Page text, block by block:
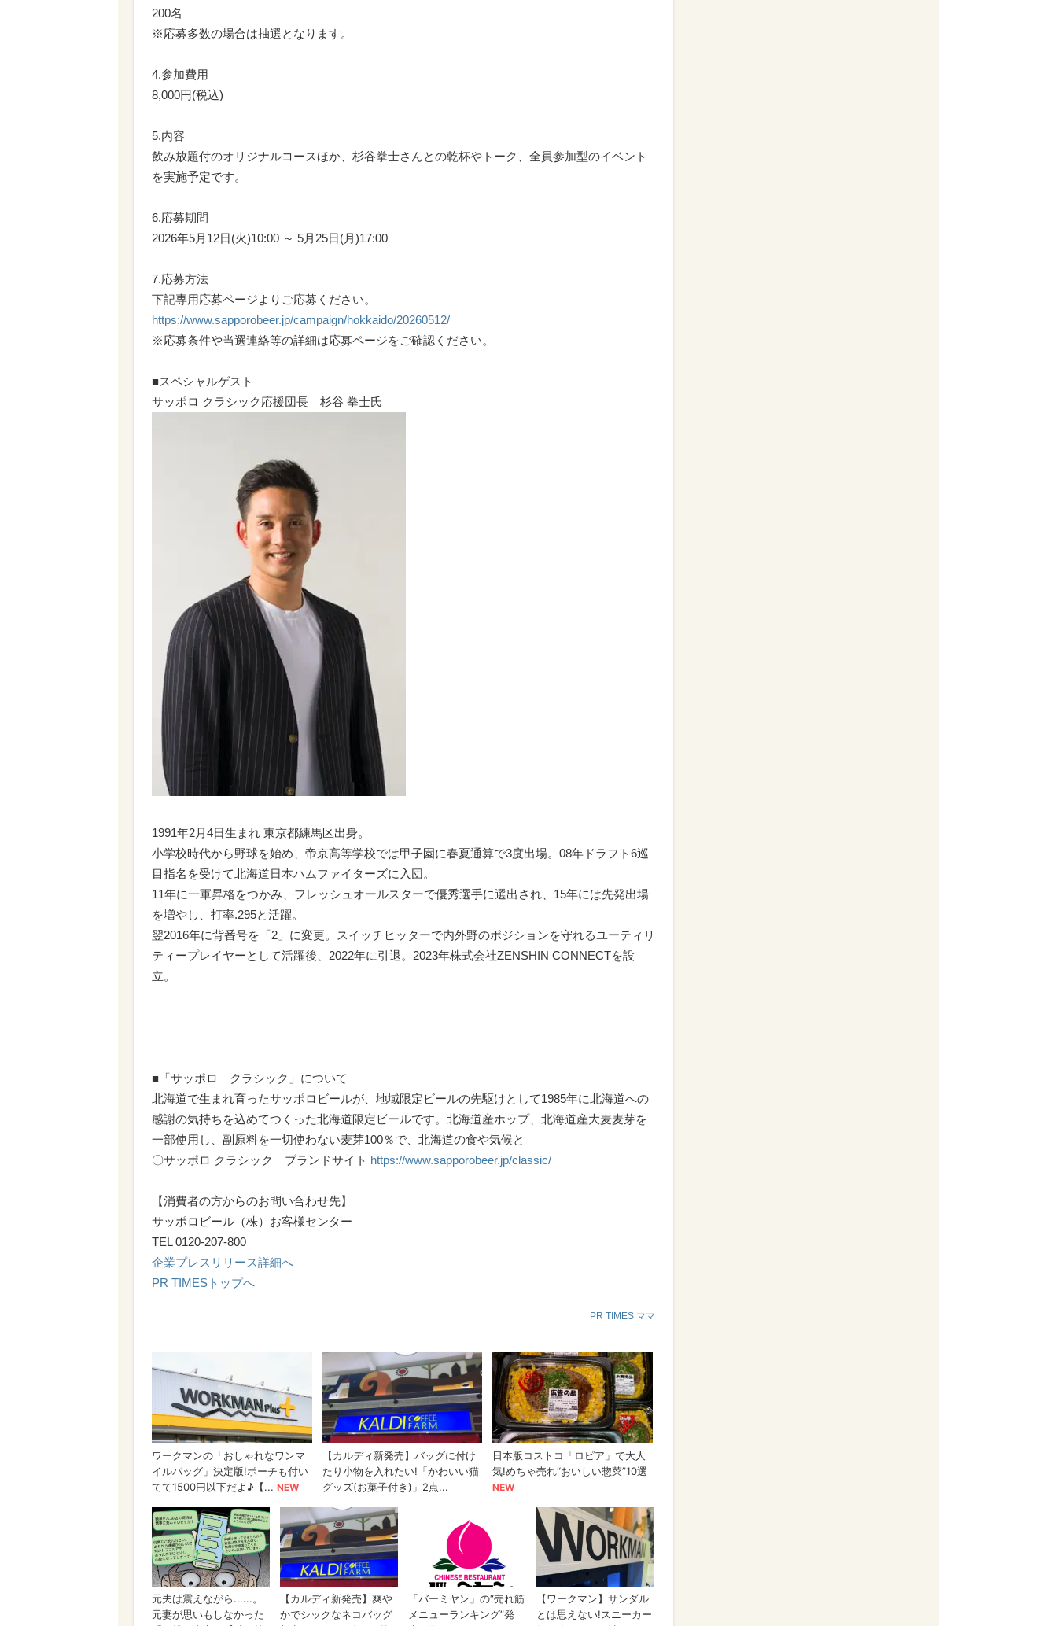
200名
※応募多数の場合は抽選となります。
4.参加費用
8,000円(税込)
5.内容
飲み放題付のオリジナルコースほか、杉谷拳士さんとの乾杯やトーク、全員参加型のイベント
を実施予定です。
6.応募期間
2026年5月12日(火)10:00 ～ 5月25日(月)17:00
7.応募方法
下記専用応募ページよりご応募ください。
https://www.sapporobeer.jp/campaign/hokkaido/20260512/
※応募条件や当選連絡等の詳細は応募ページをご確認ください。
■スペシャルゲスト
サッポロ クラシック応援団長 杉谷 拳士氏
1991年2月4日生まれ 東京都練馬区出身。
小学校時代から野球を始め、帝京高等学校では甲子園に春夏通算で3度出場。08年ドラフト6巡
目指名を受けて北海道日本ハムファイターズに入団。
11年に一軍昇格をつかみ、フレッシュオールスターで優秀選手に選出され、15年には先発出場
を増やし、打率.295と活躍。
翌2016年に背番号を「2」に変更。スイッチヒッターで内外野のポジションを守れるユーティリ
ティープレイヤーとして活躍後、2022年に引退。2023年株式会社ZENSHIN CONNECTを設
立。
■「サッポロ クラシック」について
北海道で生まれ育ったサッポロビールが、地域限定ビールの先駆けとして1985年に北海道への
感謝の気持ちを込めてつくった北海道限定ビールです。北海道産ホップ、北海道産大麦麦芽を
一部使用し、副原料を一切使わない麦芽100％で、北海道の食や気候と
〇サッポロ クラシック ブランドサイト https://www.sapporobeer.jp/classic/
【消費者の方からのお問い合わせ先】
サッポロビール（株）お客様センター
TEL 0120-207-800
企業プレスリリース詳細へ
PR TIMESトップへ
PR TIMES ママ